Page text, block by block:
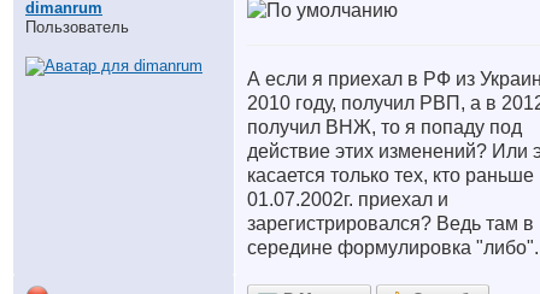
dimanrum
Пользователь
А если я приехал в РФ из
2010 году, получил РВП, а в
получил ВНЖ, то я попаду под
действие этих изменений? Или
касается только тех, кто раньше
01.07.2002г. приехал и
зарегистрировался? Ведь там в
середине формулировка